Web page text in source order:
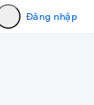
Đăng nhập